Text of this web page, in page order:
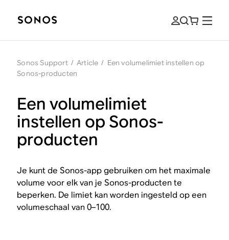
Sonos Support / Article / Een volumelimiet instellen op
Sonos-producten
Een volumelimiet
instellen op Sonos-
producten
Je kunt de Sonos-app gebruiken om het maximale
volume voor elk van je Sonos-producten te
beperken. De limiet kan worden ingesteld op een
volumeschaal van 0–100.